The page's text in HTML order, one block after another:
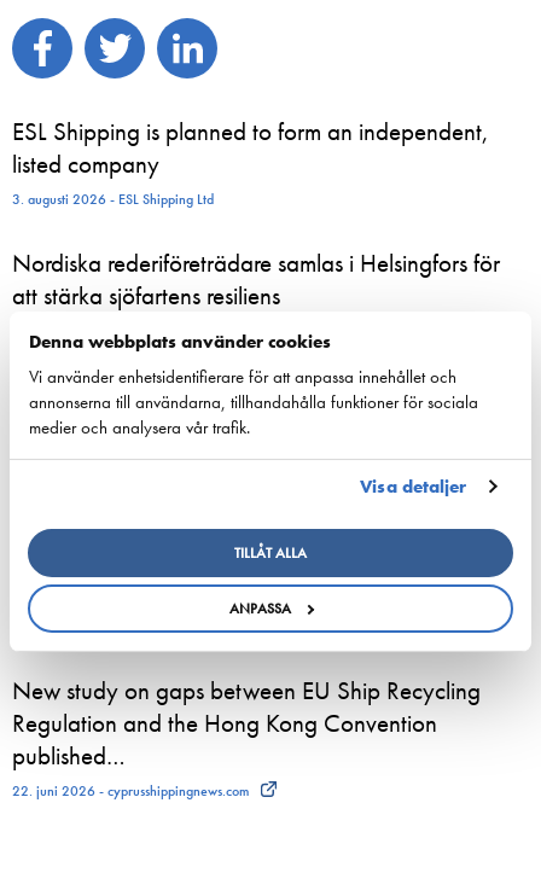
Denna webbplats använder cookies
Vi använder enhetsidentifierare för att anpassa innehållet och
annonserna till användarna, tillhandahålla funktioner för sociala
medier och analysera vår trafik.
Visa detaljer
TILLÅT ALLA
ANPASSA
ESL Shipping is planned to form an independent,
listed company
3. augusti 2026 - ESL Shipping Ltd
Nordiska rederiföreträdare samlas i Helsingfors för
att stärka sjöfartens resiliens
24. juni 2026 - Suomen Varustamot Ry
800 sommaranställda börjar nu arbeta ombord på
Viking Lines fartyg – för många blir sommarjobbet
starten på en karriär till sjöss
European shipping and aviation sectors urge EU to
channel ETS revenues into clean fuels
22. juni 2026 - safety4sea.com
New study on gaps between EU Ship Recycling
Regulation and the Hong Kong Convention
published…
22. juni 2026 - cyprusshippingnews.com